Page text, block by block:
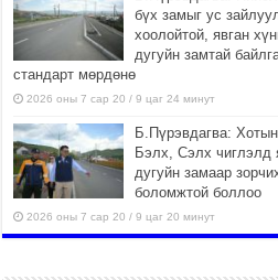
бүх замыг ус
хоолойтой, явган
дугуйн замтай
стандарт мөрдөнө
2026 оны 7 сар 20 / 9 цаг 24 минут
Б.Пүрэвдагва:
Бэлх, Сэлх чиглэлд
дугуйн замаар
боломжтой боллоо
2026 оны 7 сар 20 / 9 цаг 20 минут